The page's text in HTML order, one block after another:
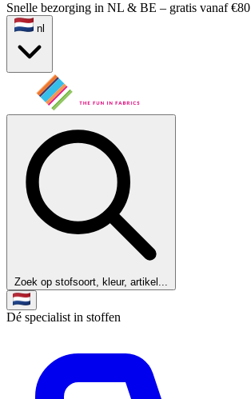
Snelle bezorging in NL & BE – gratis vanaf €80
nl
Zoek op stofsoort, kleur, artikel...
Dé specialist in stoffen